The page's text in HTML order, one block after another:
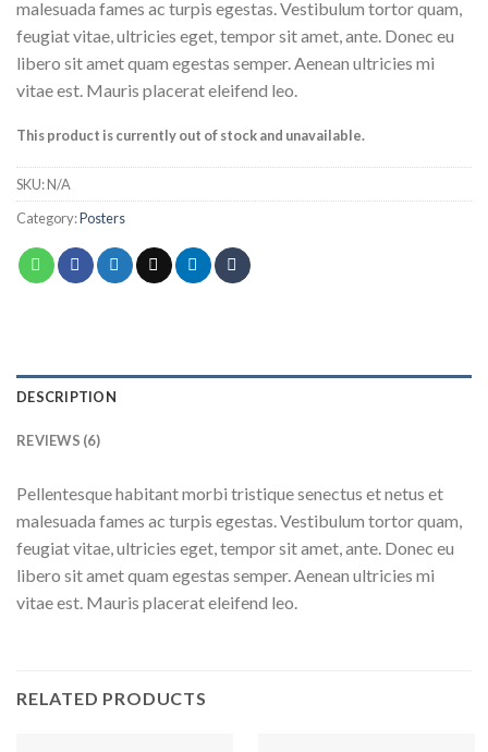
of 5 based
customer
ratings
malesuada fames ac turpis egestas. Vestibulum tortor quam,
feugiat vitae, ultricies eget, tempor sit amet, ante. Donec eu
libero sit amet quam egestas semper. Aenean ultricies mi
vitae est. Mauris placerat eleifend leo.
This product is currently out of stock and unavailable.
SKU:N/A
Category:Posters
DESCRIPTION
REVIEWS (6)
Pellentesque habitant morbi tristique senectus et netus et
malesuada fames ac turpis egestas. Vestibulum tortor quam,
feugiat vitae, ultricies eget, tempor sit amet, ante. Donec eu
libero sit amet quam egestas semper. Aenean ultricies mi
vitae est. Mauris placerat eleifend leo.
RELATED PRODUCTS